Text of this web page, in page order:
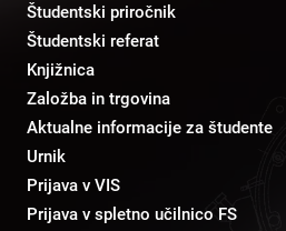
Študentski priročnik
Študentski referat
Knjižnica
Založba in trgovina
Aktualne informacije za študente
Urnik
Prijava v VIS
Prijava v spletno učilnico FS